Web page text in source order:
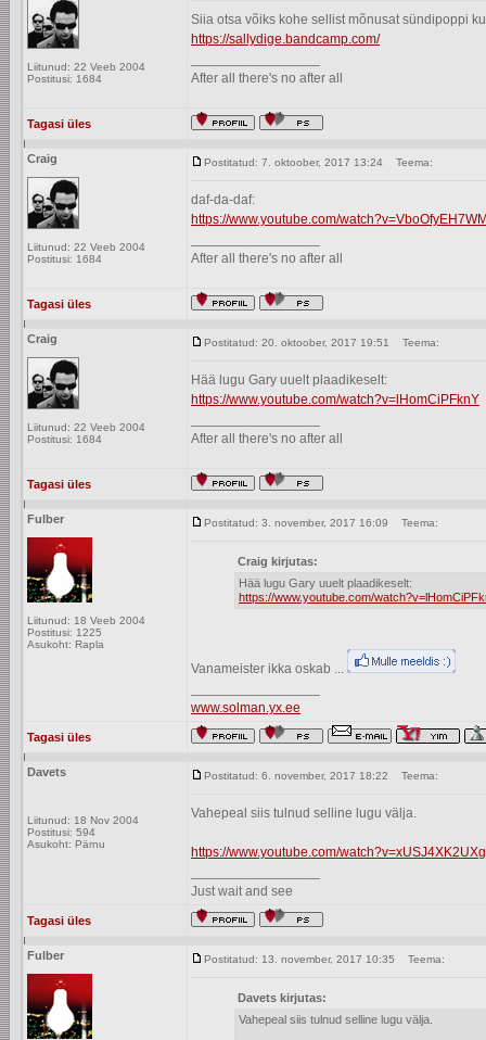
Liitunud: 22 Veeb 2004
Postitusi: 1684
Siia otsa võiks kohe sellist mõnusat sündipoppi
https://sallydige.bandcamp.com/
After all there's no after all
Tagasi üles
Craig
Liitunud: 22 Veeb 2004
Postitusi: 1684
Postitatud: 7. oktoober, 2017 13:24 Teema:
daf-da-daf:
https://www.youtube.com/
After all there's no after all
Tagasi üles
Craig
Liitunud: 22 Veeb 2004
Postitusi: 1684
Postitatud: 20. oktoober, 2017 19:51 Teema:
Hää lugu Gary uuelt plaadikeselt:
https://www.youtube.com/watch?v=lHomCiPFknY
After all there's no after all
Tagasi üles
Fulber
Liitunud: 18 Veeb 2004
Postitusi: 1225
Asukoht: Rapla
Postitatud: 3. november, 2017 16:09 Teema:
Craig kirjutas:
Hää lugu Gary uuelt plaadikeselt:
https://www.youtube.com/
Vanameister ikka oskab ...
www.solman.yx.ee
Tagasi üles
Davets
Liitunud: 18 Nov 2004
Postitusi: 594
Asukoht: Pärnu
Postitatud: 6. november, 2017 18:22 Teema:
Vahepeal siis tulnud selline lugu välja.
https://www.youtube.com/
Just wait and see
Tagasi üles
Fulber Postitatud: 13. november, 2017 10:35 Teema:
Davets kirjutas:
Vahepeal siis tulnud selline lugu välja.